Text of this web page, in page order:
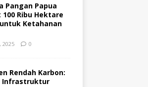
Pangan Papua
100 Ribu Hektare
Ketahanan
2025 0
Rendah Karbon:
Infrastruktur